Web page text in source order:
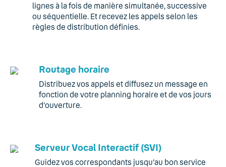
lignes à la fois de manière simultanée, successive
ou séquentielle. Et recevez les appels selon les
règles de distribution définies.
Routage horaire
Distribuez vos appels et diffusez un message en
fonction de votre planning horaire et de vos jours
d'ouverture.
Serveur Vocal Interactif (SVI)
Guidez vos correspondants jusqu'au bon service